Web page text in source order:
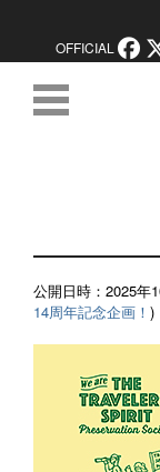
OFFICIAL
公開日時： 2025年
14周年記念企画！ )